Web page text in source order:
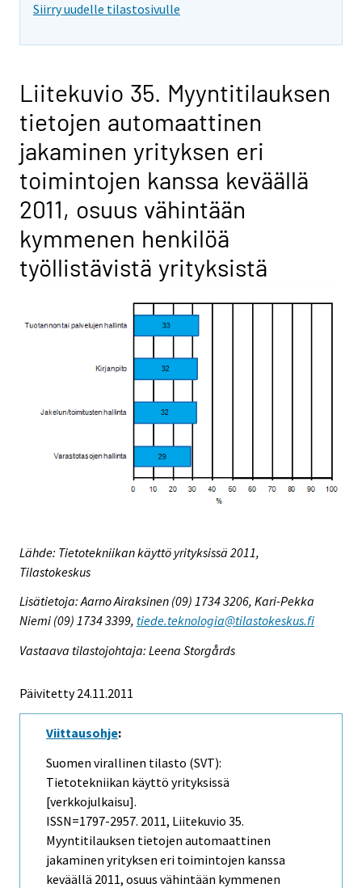
Siirry uudelle tilastosivulle
Liitekuvio 35. Myyntitilauksen
tietojen automaattinen
jakaminen yrityksen eri
toimintojen kanssa keväällä
2011, osuus vähintään
kymmenen henkilöä
työllistävistä yrityksistä
Lähde: Tietotekniikan käyttö yrityksissä 2011,
Tilastokeskus
Lisätietoja: Aarno Airaksinen (09) 1734 3206, Kari-Pekka
Niemi (09) 1734 3399, tiede.teknologia@tilastokeskus.fi
Vastaava tilastojohtaja: Leena Storgårds
Päivitetty 24.11.2011
Viittausohje:
Suomen virallinen tilasto (SVT):
Tietotekniikan käyttö yrityksissä
[verkkojulkaisu].
ISSN=1797-2957. 2011, Liitekuvio 35.
Myyntitilauksen tietojen automaattinen
jakaminen yrityksen eri toimintojen kanssa
keväällä 2011, osuus vähintään kymmenen